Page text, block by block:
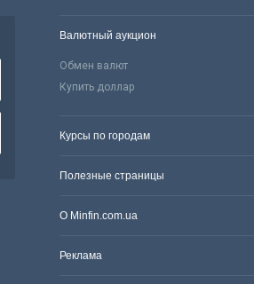
Валютный аукцион
Обмен валют
Купить доллар
Курсы по городам
Полезные страницы
О Minfin.com.ua
Реклама